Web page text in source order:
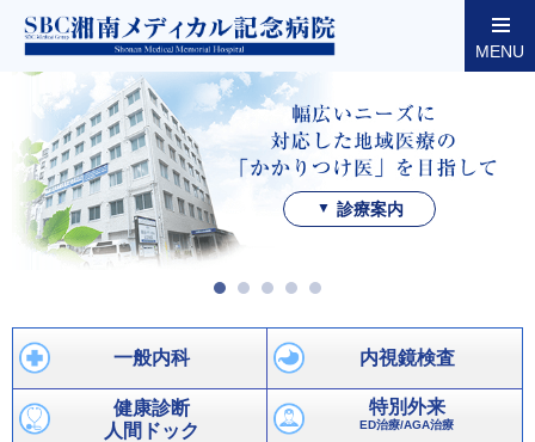
MENU
診療案内
一般内科 内視鏡検査
健康診断
人間ドック
特別外来
ED治療/AGA治療